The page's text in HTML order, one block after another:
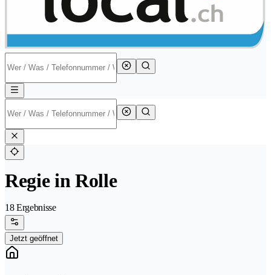
Regie in Rolle
18 Ergebnisse
Jetzt geöffnet